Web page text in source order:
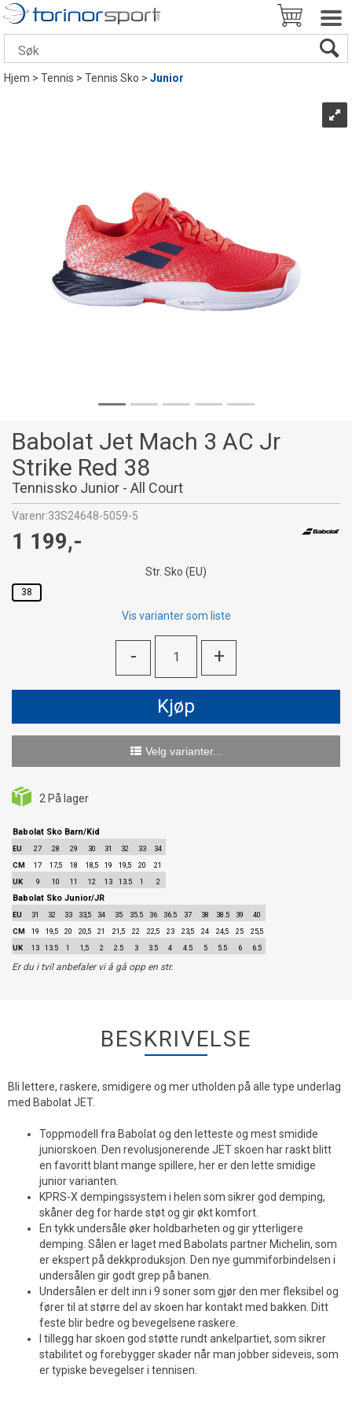
Hjem>Tennis>Tennis Sko>Junior
Babolat Jet Mach 3 AC Jr
Strike Red 38
Tennissko Junior - All Court
Varenr:33S24648-5059-5
1 199,-
Str. Sko (EU)
38
Vis varianter som liste
- +
Kjøp
Velg varianter...
2 På lager
Babolat Sko Barn/Kid
EU 27 28 29 30 31 32 33
34
CM
17 17,5 18 18,5 19 19,5 20
21
UK
9 10 11 12 13 13.5 1 2
Babolat Sko Junior/JR
EU 31 32 33 33,5 34 35 35.5 36 36.5 37 38 38.5 39
40
CM
19 19,5 20 20,5 21 21,5 22 22,5 23 23,5 24 24,5 25
25,5
UK
13 13.5 1 1,5 2 2.5 3 3.5 4 4.5 5 5.5 6 6.5
Er du i tvil anbefaler vi å gå opp en str.
BESKRIVELSE
Bli lettere, raskere, smidigere og mer utholden på alle type underlag
med Babolat JET.
Toppmodell fra Babolat og den letteste og mest smidide
juniorskoen. Den revolusjonerende JET skoen har raskt blitt
en favoritt blant mange spillere, her er den lette smidige
junior varianten.
KPRS-X dempingssystem i helen som sikrer god demping,
skåner deg for harde støt og gir økt komfort.
En tykk undersåle øker holdbarheten og gir ytterligere
demping. Sålen er laget med Babolats partner Michelin, som
er ekspert på dekkproduksjon. Den nye gummiforbindelsen i
undersålen gir godt grep på banen.
Undersålen er delt inn i 9 soner som gjør den mer fleksibel og
fører til at større del av skoen har kontakt med bakken. Ditt
feste blir bedre og bevegelsene raskere.
I tillegg har skoen god støtte rundt ankelpartiet, som sikrer
stabilitet og forebygger skader når man jobber sideveis, som
er typiske bevegelser i tennisen.